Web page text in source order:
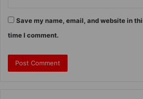
Save my name, email, and website in
time I comment.